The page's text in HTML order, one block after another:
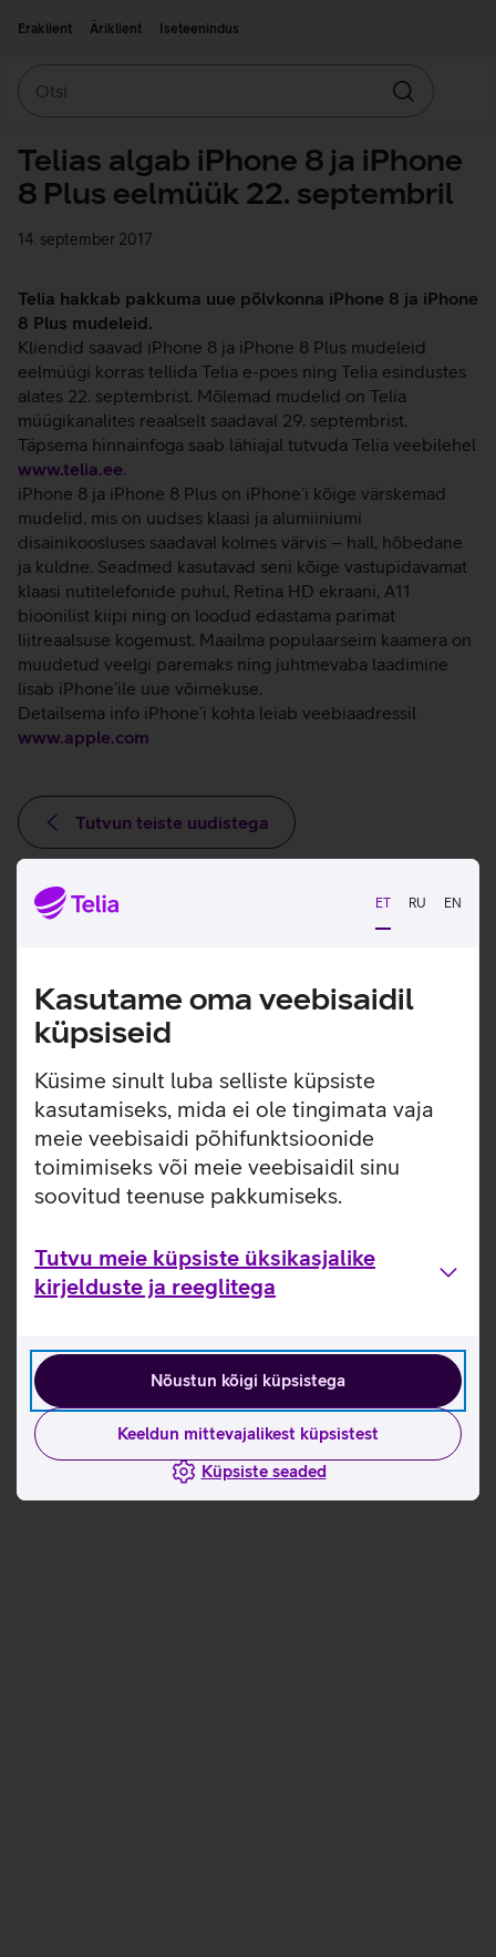
ET RU EN
Kasutame oma veebisaidil
küpsiseid
Küsime sinult luba selliste küpsiste
kasutamiseks, mida ei ole tingimata vaja
meie veebisaidi põhifunktsioonide
toimimiseks või meie veebisaidil sinu
soovitud teenuse pakkumiseks.
Tutvu meie küpsiste üksikasjalike
kirjelduste ja reeglitega
Nõustun kõigi küpsistega
Keeldun mittevajalikest küpsistest
Küpsiste seaded
Eraklient
Äriklient Iseteenindus
Otsin
Telias algab iPhone 8 ja iPhone
8 Plus eelmüük 22. septembril
14. september 2017
Telia hakkab pakkuma uue põlvkonna iPhone 8 ja iPhone
8 Plus mudeleid.
Kliendid saavad iPhone 8 ja iPhone 8 Plus mudeleid
eelmüügi korras tellida Telia e-poes ning Telia esindustes
alates 22. septembrist. Mõlemad mudelid on Telia
müügikanalites reaalselt saadaval 29. septembrist.
Täpsema hinnainfoga saab lähiajal tutvuda Telia veebilehel
www.telia.ee.
iPhone 8 ja iPhone 8 Plus on iPhone’i kõige värskemad
mudelid, mis on uudses klaasi ja alumiiniumi
disainikoosluses saadaval kolmes värvis – hall, hõbedane
ja kuldne. Seadmed kasutavad seni kõige vastupidavamat
klaasi nutitelefonide puhul, Retina HD ekraani, A11
bioonilist kiipi ning on loodud edastama parimat
liitreaalsuse kogemust. Maailma populaarseim kaamera on
muudetud veelgi paremaks ning juhtmevaba laadimine
lisab iPhone’ile uue võimekuse.
Detailsema info iPhone’i kohta leiab veebiaadressil
www.apple.com
Tutvun teiste uudistega